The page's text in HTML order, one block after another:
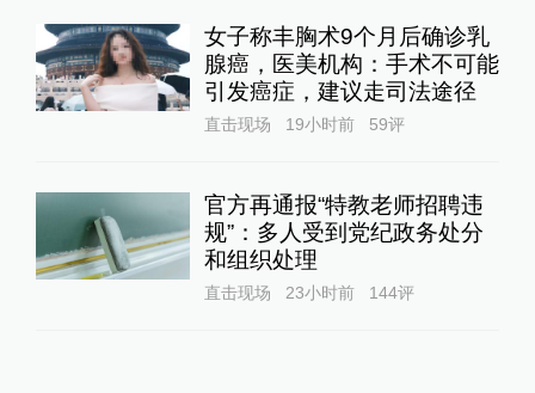
女子称丰胸术9个月后确诊乳
腺癌，医美机构：手术不可能
引发癌症，建议走司法途径
直击现场 19小时前 59评
官方再通报“特教老师招聘违
规”：多人受到党纪政务处分
和组织处理
直击现场 23小时前 144评